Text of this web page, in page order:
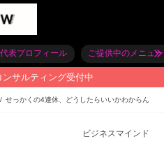
代表プロフィール ご提供中のメニュー
サルティング受付中
せっかくの4連休、どうしたらいいかわからん
ビジネスマインド